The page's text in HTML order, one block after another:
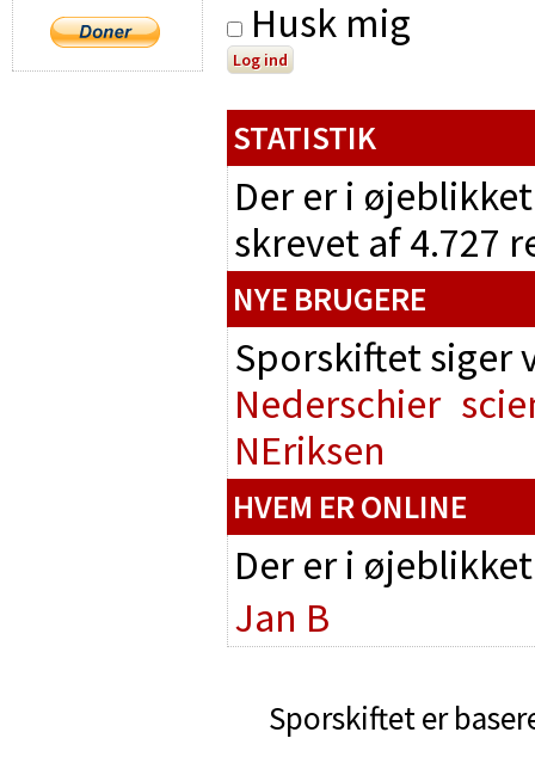
Husk mig
STATISTIK
Der er i
skrevet af 4.727
NYE BRUGERE
Sporskiftet
Nederschier
NEriksen
HVEM ER ONLINE
Der er i
Jan B
Sporskiftet er